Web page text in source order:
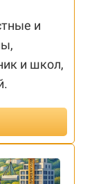
и
и школ,